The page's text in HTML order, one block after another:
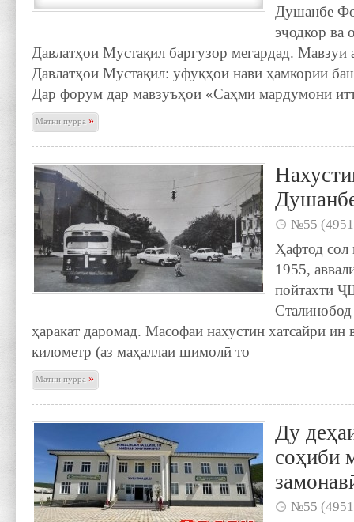
Душанбе
эҷодкор ва
Давлатҳои Мустақил баргузор мегардад.
Давлатҳои Мустақил: уфуқҳои нави ҳамкории
Дар форум дар мавзуъҳои «Саҳми мардумони
Матни пурра»
№55
Ҳафтод сол
1955,
пойтахти
ҳаракат даромад. Масофаи нахустин хатсайри ин
километр (аз маҳаллаи шимолӣ то
Матни пурра»
Ду
соҳиби
№55